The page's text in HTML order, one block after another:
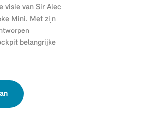
visie van Sir Alec
Mini. Met zijn
belangrijke